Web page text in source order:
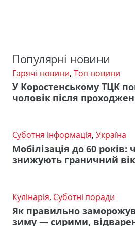
Популярні новини
Гарячі новини, Топ новини
У Коростенському ТЦК
чоловік після
Суботня інформація, Україна
Мобілізація до 60 років:
знижують граничний вік
Кулінарія, Суботні поради
Як правильно
зиму — сирими,